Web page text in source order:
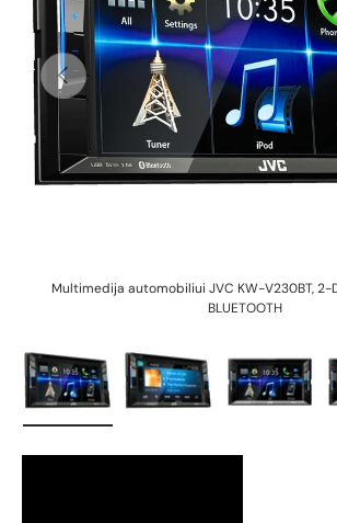
Multimedija automobiliui JVC KW-V230BT, 2-
BLUETOOTH
Ankstesnis